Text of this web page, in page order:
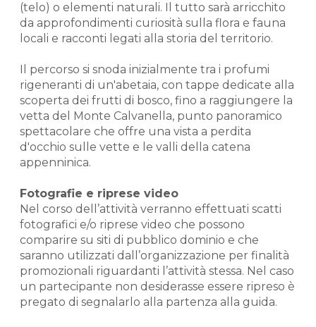
(telo) o elementi naturali. Il tutto sarà arricchito
da approfondimenti curiosità sulla flora e fauna
locali e racconti legati alla storia del territorio.
Il percorso si snoda inizialmente tra i profumi
rigeneranti di un'abetaia, con tappe dedicate alla
scoperta dei frutti di bosco, fino a raggiungere la
vetta del Monte Calvanella, punto panoramico
spettacolare che offre una vista a perdita
d'occhio sulle vette e le valli della catena
appenninica.
Fotografie e riprese video
Nel corso dell’attività verranno effettuati scatti
fotografici e/o riprese video che possono
comparire su siti di pubblico dominio e che
saranno utilizzati dall’organizzazione per finalità
promozionali riguardanti l’attività stessa. Nel caso
un partecipante non desiderasse essere ripreso è
pregato di segnalarlo alla partenza alla guida.